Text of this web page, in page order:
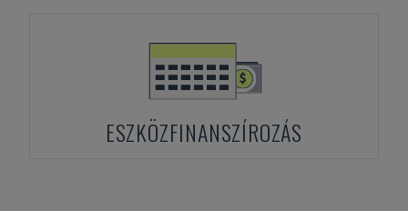
ESZKÖZFINANSZÍROZÁS